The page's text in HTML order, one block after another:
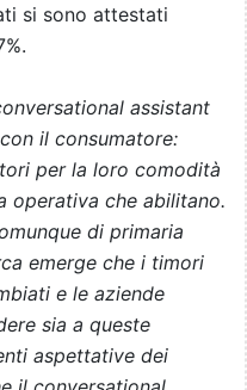
si sono attestati
assistant
il consumatore:
per la loro comodità
operativa che abilitano.
di primaria
emerge che i timori
e le aziende
sia a queste
aspettative dei